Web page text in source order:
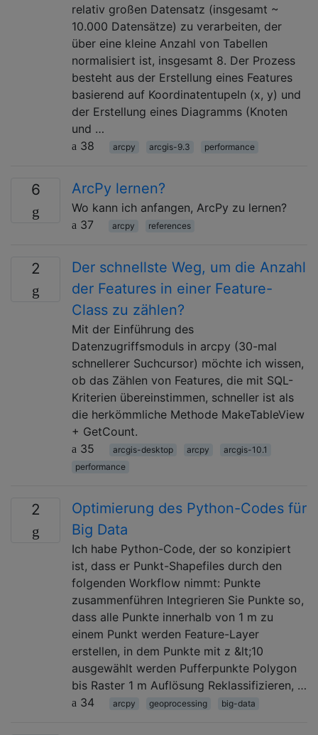
relativ großen Datensatz (insgesamt ~
10.000 Datensätze) zu verarbeiten, der
über eine kleine Anzahl von Tabellen
normalisiert ist, insgesamt 8. Der Prozess
besteht aus der Erstellung eines Features
basierend auf Koordinatentupeln (x, y) und
der Erstellung eines Diagramms (Knoten
und …
38
arcpy arcgis-9.3 performance
6 ArcPy lernen?
Wo kann ich anfangen, ArcPy zu lernen?
37
arcpy references
2
Der schnellste Weg, um die Anzahl
der Features in einer Feature-
Class zu zählen?
Mit der Einführung des
Datenzugriffsmoduls in arcpy (30-mal
schnellerer Suchcursor) möchte ich wissen,
ob das Zählen von Features, die mit SQL-
Kriterien übereinstimmen, schneller ist als
die herkömmliche Methode MakeTableView
+ GetCount.
35
arcgis-desktop arcpy
arcgis-10.1
performance
2
Optimierung des Python-Codes für
Big Data
Ich habe Python-Code, der so konzipiert
ist, dass er Punkt-Shapefiles durch den
folgenden Workflow nimmt: Punkte
zusammenführen Integrieren Sie Punkte so,
dass alle Punkte innerhalb von 1 m zu
einem Punkt werden Feature-Layer
erstellen, in dem Punkte mit z &lt;10
ausgewählt werden Pufferpunkte Polygon
bis Raster 1 m Auflösung Reklassifizieren, …
34
arcpy geoprocessing big-data